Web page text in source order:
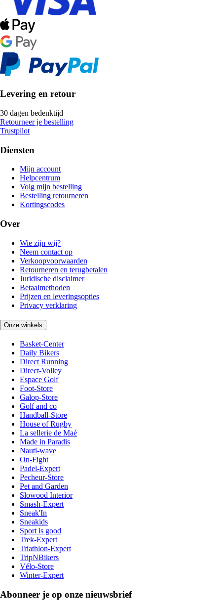
Levering en retour
30 dagen bedenktijd
Retourneer je bestelling
Trustpilot
Diensten
Mijn account
Helpcentrum
Volg mijn bestelling
Bestelling retourneren
Kortingscodes
Over
Wie zijn wij?
Neem contact op
Verkoopvoorwaarden
Retourneren en terugbetalen
Juridische disclaimer
Betaalmethoden
Prijzen en leveringsopties
Privacy verklaring
Onze winkels
Basket-Center
Daily Bikers
Direct Running
Direct-Volley
Espace Golf
Foot-Store
Galop-Store
Golf and co
Handball-Store
House of Rugby
La sellerie de Maé
Made in Paradis
Nauti-wave
On-Fight
Padel-Expert
Pecheur-Store
Pet and Garden
Slowood Interior
Smash-Expert
Sneak'In
Sneakids
Sport is good
Trek-Expert
Triathlon-Expert
TripNBikers
Vélo-Store
Winter-Expert
Abonneer je op onze nieuwsbrief